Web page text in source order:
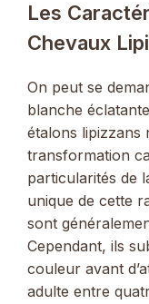
Les
Chevaux
On peut se
blanche
étalons lipizzans
transformation
particularités de
unique de cette
sont
Cependant, ils
couleur avant
adulte entre